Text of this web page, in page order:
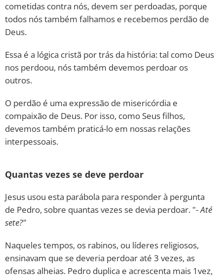
cometidas contra nós, devem ser perdoadas, porque
todos nós também falhamos e recebemos perdão de
Deus.
Essa é a lógica cristã por trás da história: tal como Deus
nos perdoou, nós também devemos perdoar os
outros.
O perdão é uma expressão de misericórdia e
compaixão de Deus. Por isso, como Seus filhos,
devemos também praticá-lo em nossas relações
interpessoais.
Quantas vezes se deve perdoar
Jesus usou esta parábola para responder à pergunta
de Pedro, sobre quantas vezes se devia perdoar. "-Até
sete?"
Naqueles tempos, os rabinos, ou líderes religiosos,
ensinavam que se deveria perdoar até 3 vezes, as
ofensas alheias. Pedro duplica e acrescenta mais 1vez,